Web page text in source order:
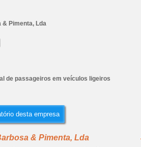
Pimenta, Lda
de passageiros em veículos ligeiros
desta empresa
& Pimenta, Lda